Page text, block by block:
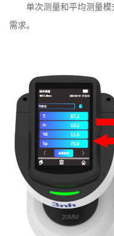
单次测量和平均测量
需求。